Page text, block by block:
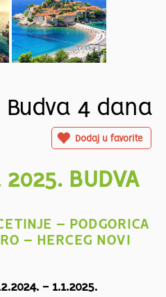
4 dana
Dodaj u favorite
BUDVA
– PODGORICA
– HERCEG NOVI
- 1.1.2025.